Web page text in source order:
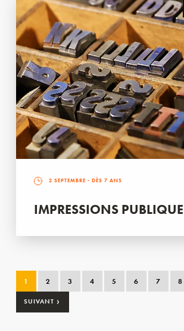
2 SEPTEMBRE - DÈS 7 ANS
IMPRESSIONS
1 2 3 4 5 6 7 8
SUIVANT ›